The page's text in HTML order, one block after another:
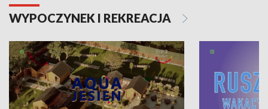
WYPOCZYNEK I REKREACJA